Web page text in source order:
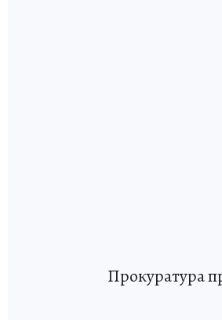
Прокуратура